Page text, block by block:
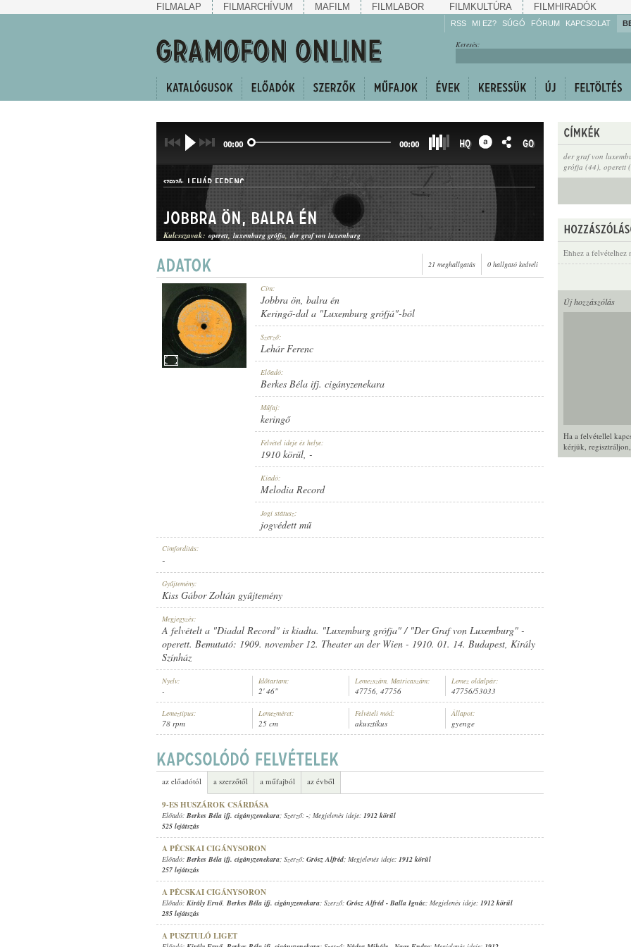
FILMALAP FILMARCHÍVUM MAFILM FILMLABOR FILMKULTÚRA FILMHIRADÓK
RSS MI EZ? SÚGÓ
Gyarapítsa!
FÓRUM KAPCSOLAT
Keresés:
der graf von
grófja (44), operett
Ehhez a felvételhez
Új hozzászólás
Ha a felvétellel
kérjük, regisztráljon
00:00 00:00 HQ GO
ELŐADÓ: BERKES BÉLA IFJ. CIGÁNYZENEKARA
SZERZŐ: LEHÁR FERENC
KERINGŐ
1910 KÖRÜL
47756
Jobbra ön, balra én
Kulcsszavak: operett luxemburg grófja der graf von luxemburg
21 meghallgatás 0 hallgató kedveli
Cím:
Jobbra ön, balra én
Keringő-dal a "Luxemburg grófjá"-ból
Szerző:
Lehár Ferenc
Előadó:
Berkes Béla ifj. cigányzenekara
Műfaj:
keringő
Felvétel ideje és helye:
1910 körül, -
Kiadó:
Melodia Record
Jogi státusz:
jogvédett mű
Címfordítás:
-
Gyűjtemény:
Kiss Gábor Zoltán gyűjtemény
Megjegyzés:
A felvételt a "Diadal Record" is kiadta. "Luxemburg grófja" / "Der Graf von Luxemburg" -
operett. Bemutató: 1909. november 12. Theater an der Wien - 1910. 01. 14. Budapest, Király
Színház
Nyelv:
-
Időtartam:
2' 46"
Lemezszám, Matricaszám:
47756, 47756
Lemez oldalpár:
47756/53033
Lemeztípus:
78 rpm
Lemezméret:
25 cm
Felvételi mód:
akusztikus
Állapot:
gyenge
az előadótól a szerzőtől a műfajból az évből
9-ES HUSZÁROK CSÁRDÁSA
Előadó: Berkes Béla ifj. cigányzenekara; Szerző: -; Megjelenés ideje: 1912 körül
525 lejátszás
A PÉCSKAI CIGÁNYSORON
Előadó: Berkes Béla ifj. cigányzenekara; Szerző: Grósz Alfréd; Megjelenés ideje: 1912 körül
257 lejátszás
A PÉCSKAI CIGÁNYSORON
Előadó: Király Ernő, Berkes Béla ifj. cigányzenekara; Szerző: Grósz Alfréd - Balla Ignác; Megjelenés ideje: 1912 körül
285 lejátszás
A PUSZTULÓ LIGET